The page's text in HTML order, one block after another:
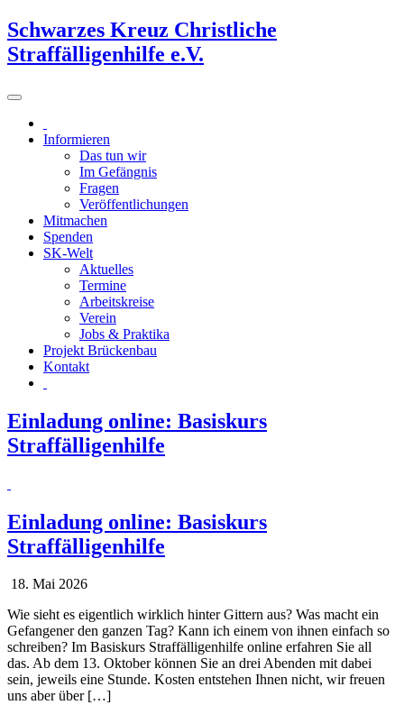
Schwarzes Kreuz Christliche
Straffälligenhilfe e.V.
Informieren
Das tun wir
Im Gefängnis
Fragen
Veröffentlichungen
Mitmachen
Spenden
SK-Welt
Aktuelles
Termine
Arbeitskreise
Verein
Jobs & Praktika
Projekt Brückenbau
Kontakt
Einladung online: Basiskurs
Straffälligenhilfe
Einladung online: Basiskurs
Straffälligenhilfe
18. Mai 2026
Wie sieht es eigentlich wirklich hinter Gittern aus? Was macht ein
Gefangener den ganzen Tag? Kann ich einem von ihnen einfach so
schreiben? Im Basiskurs Straffälligenhilfe online erfahren Sie all
das. Ab dem 13. Oktober können Sie an drei Abenden mit dabei
sein, jeweils eine Stunde. Kosten entstehen Ihnen nicht, wir freuen
uns aber über […]